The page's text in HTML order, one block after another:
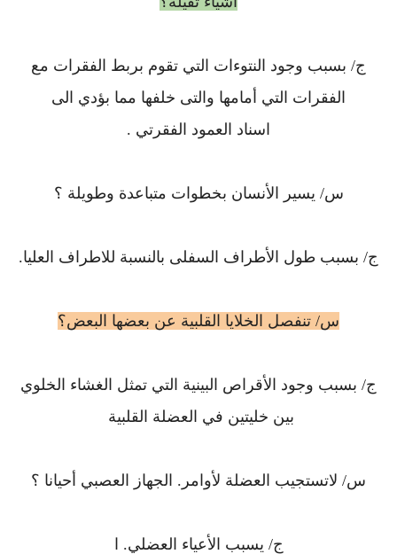
ج/ بسبب وجود النتوءات التي تقوم بربط الفقرات مع
الفقرات التي أمامها والتى خلفها مما بؤدي الى
اسناد العمود الفقرتي .
س/ يسير الأنسان بخطوات متباعدة وطويلة ؟
ج/ بسبب طول الأطراف السفلى بالنسبة للاطراف العليا.
س/ تنفصل الخلايا القلبية عن بعضها البعض؟
ج/ بسبب وجود الأقراص البينية التي تمثل الغشاء الخلوي
بين خليتين في العضلة القلبية ‏
س/ لاتستجيب العضلة لأوامر. الجهاز العصبي أحيانا ؟
ج/ يسبب الأعياء العضلي. ا